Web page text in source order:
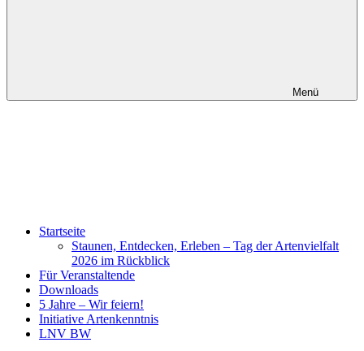
Menü
Startseite
Staunen, Entdecken, Erleben – Tag der Artenvielfalt
2026 im Rückblick
Für Veranstaltende
Downloads
5 Jahre – Wir feiern!
Initiative Artenkenntnis
LNV BW